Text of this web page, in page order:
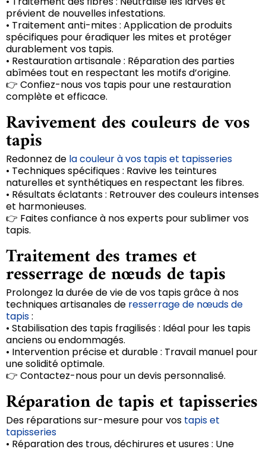
prévient de nouvelles infestations.
• Traitement anti-mites : Application de produits
spécifiques pour éradiquer les mites et protéger
durablement vos tapis.
• Restauration artisanale : Réparation des parties
abîmées tout en respectant les motifs d’origine.
👉 Confiez-nous vos tapis pour une restauration
complète et efficace.
Ravivement des couleurs de vos
tapis
Redonnez de la couleur à vos tapis et tapisseries
• Techniques spécifiques : Ravive les teintures
naturelles et synthétiques en respectant les fibres.
• Résultats éclatants : Retrouver des couleurs intenses
et harmonieuses.
👉 Faites confiance à nos experts pour sublimer vos
tapis.
Traitement des trames et
resserrage de nœuds de tapis
Prolongez la durée de vie de vos tapis grâce à nos
techniques artisanales de resserrage de nœuds de
tapis:
• Stabilisation des tapis fragilisés : Idéal pour les tapis
anciens ou endommagés.
• Intervention précise et durable : Travail manuel pour
une solidité optimale.
👉 Contactez-nous pour un devis personnalisé.
Réparation de tapis et tapisseries
Des réparations sur-mesure pour vos tapis et
tapisseries
• Réparation des trous, déchirures et usures : Une